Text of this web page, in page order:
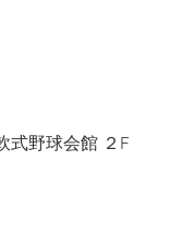
式野球会館 ２F